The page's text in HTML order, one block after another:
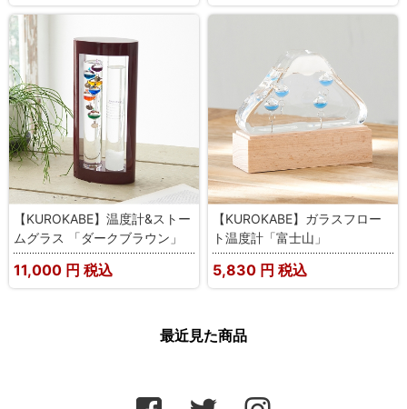
【KUROKABE】温度計&ストー
ムグラス 「ダークブラウン」
11,000 円 税込
【KUROKABE】ガラスフロー
ト温度計「富士山」
5,830 円 税込
最近見た商品